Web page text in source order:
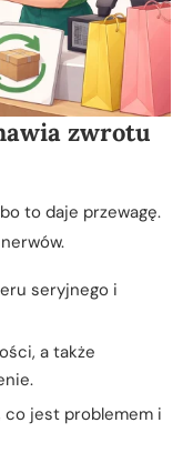
zwrotu
to daje przewagę.
seryjnego i
a także
co jest problemem i